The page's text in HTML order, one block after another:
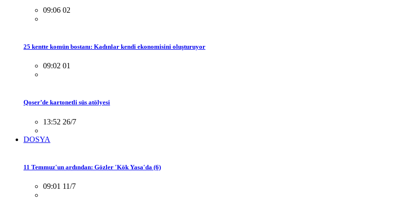
09:06 02
25 kentte komün bostanı: Kadınlar kendi ekonomisini oluşturuyor
09:02 01
Qoser’de kartonetli süs atölyesi
13:52 26/7
DOSYA
11 Temmuz'un ardından: Gözler 'Kök Yasa'da (6)
09:01 11/7